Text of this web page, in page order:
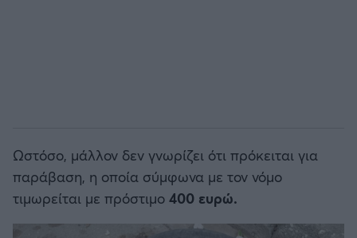
Ωστόσο, μάλλον δεν γνωρίζει ότι πρόκειται για
παράβαση, η οποία σύμφωνα με τον νόμο
τιμωρείται με πρόστιμο 400 ευρώ.